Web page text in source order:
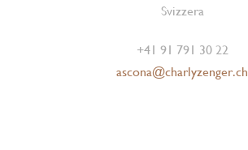
Svizzera
+41 91 791 30 22
ascona@charlyzenger.ch